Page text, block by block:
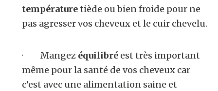
températuretiède ou bien froide pour ne
pas agresser vos cheveux et le cuir chevelu.
· Mangez équilibré est très important
même pour la santé de vos cheveux car
c’est avec une alimentation saine et